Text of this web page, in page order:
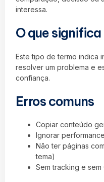
interessa.
O que
Este tipo de termo indica
resolver um problema e
confiança.
Erros comuns
Copiar conteúdo
Ignorar
Não ter páginas
tema)
Sem tracking e sem